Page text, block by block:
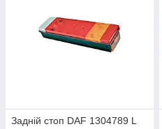
Задній стоп DAF 1304789 L